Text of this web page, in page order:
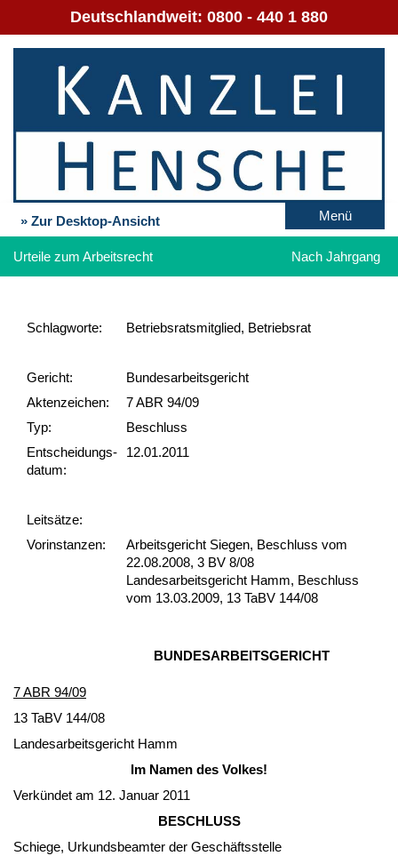
Deutschlandweit: 0800 - 440 1 880
» Zur Desktop-Ansicht Menü
Urteile zum Arbeitsrecht Nach Jahrgang
Schlag­worte: Betriebsratsmitglied, Betriebsrat
Gericht:
Bundesarbeitsgericht
Akten­zeichen:
7 ABR 94/09
Typ:
Beschluss
Ent­scheid­ungs­
datum:
12.01.2011
Leit­sätze:
Vor­ins­tan­zen:
Arbeitsgericht Siegen, Beschluss vom
22.08.2008, 3 BV 8/08
Landesarbeitsgericht Hamm, Beschluss
vom 13.03.2009, 13 TaBV 144/08
BUN­DES­AR­BEITS­GERICHT
7 ABR 94/09
13 TaBV 144/08
Lan­des­ar­beits­ge­richt Hamm
Im Na­men des Vol­kes!
Verkündet am 12. Ja­nu­ar 2011
BESCHLUSS
Schie­ge, Ur­kunds­be­am­ter der Geschäfts­stel­le